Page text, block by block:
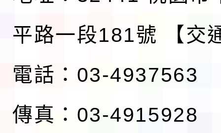
平路一段181號
【交
電話：03-4937563
傳真：03-4915928